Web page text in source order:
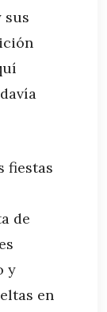
sus
fiestas
de
y
en